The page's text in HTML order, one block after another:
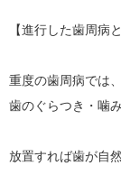
【進行した歯周病
重度の歯周病では
歯のぐらつき・噛
放置すれば歯が自